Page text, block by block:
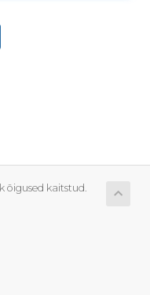
õigused kaitstud.